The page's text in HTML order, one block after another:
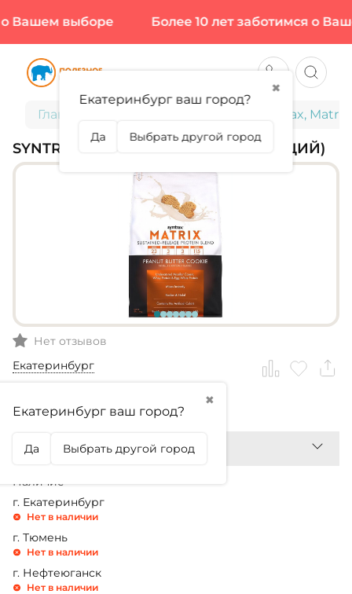
Вашем выборе Более 10 лет заботимся о
Главная Syntrax,
SYNTRAX, MATRIX 5.0, 2270 Г (75 ПОРЦИЙ)
Нет отзывов
Екатеринбург
✖
Екатеринбург ваш город?
Да Выбрать другой город
6 990,99₽
Наличие
г. Екатеринбург
Нет в наличии
г. Тюмень
Нет в наличии
г. Нефтеюганск
Нет в наличии
✖
Екатеринбург ваш город?
Да Выбрать другой город